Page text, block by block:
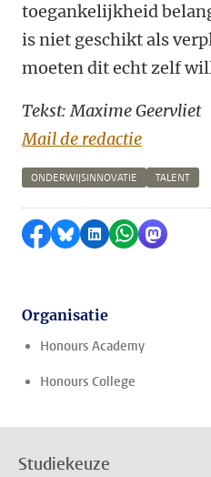
toegankelijkheid
is niet geschikt als
moeten dit echt zelf
Tekst: Maxime Geervliet
Mail de redactie
ONDERWIJSINNOVATIE TALENT
Delen op Facebook
Delen via Bluesky
Delen opDelen via
Delen
Organisatie
Honours Academy
Honours College
Studiekeuze